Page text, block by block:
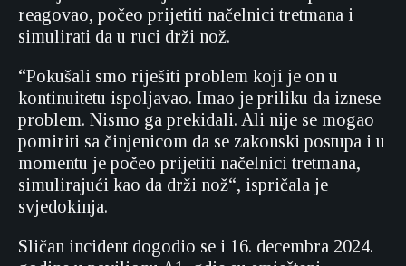
reagovao, počeo prijetiti načelnici tretmana i
simulirati da u ruci drži nož.
“Pokušali smo riješiti problem koji je on u
kontinuitetu ispoljavao. Imao je priliku da iznese
problem. Nismo ga prekidali. Ali nije se mogao
pomiriti sa činjenicom da se zakonski postupa i u
momentu je počeo prijetiti načelnici tretmana,
simulirajući kao da drži nož“, ispričala je
svjedokinja.
Sličan incident dogodio se i 16. decembra 2024.